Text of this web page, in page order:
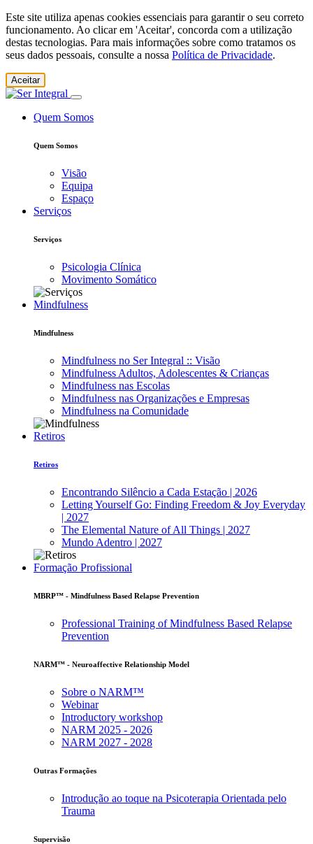
Este site utiliza apenas cookies essenciais para garantir o seu correto
funcionamento. Ao clicar em 'Aceitar', concorda com a utilização
destas tecnologias. Para mais informações sobre como tratamos os
seus dados pessoais, consulte a nossa Política de Privacidade.
Aceitar
Quem Somos
Quem Somos
Visão
Equipa
Espaço
Serviços
Serviços
Psicologia Clínica
Movimento Somático
Mindfulness
Mindfulness
Mindfulness no Ser Integral :: Visão
Mindfulness Adultos, Adolescentes & Crianças
Mindfulness nas Escolas
Mindfulness nas Organizações e Empresas
Mindfulness na Comunidade
Retiros
Retiros
Encontrando Silêncio a Cada Estação | 2026
Letting Yourself Go: Finding Freedom & Joy Everyday
| 2027
The Elemental Nature of All Things | 2027
Mundo Adentro | 2027
Formação Profissional
MBRP™ - Mindfulness Based Relapse Prevention
Professional Training of Mindfulness Based Relapse
Prevention
NARM™ - Neuroaffective Relationship Model
Sobre o NARM™
Webinar
Introductory workshop
NARM 2025 - 2026
NARM 2027 - 2028
Outras Formações
Introdução ao toque na Psicoterapia Orientada pelo
Trauma
Supervisão